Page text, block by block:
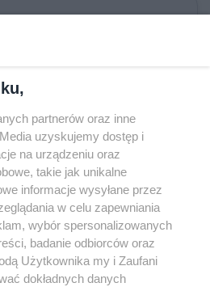
poprzedniej strony
Wprowadź numer strony
z 4 Przejdź do kolejnej
w promocji
partnerów oraz inne
uzyskujemy dostęp i
na urządzeniu oraz
takie jak unikalne
informacje wysyłane przez
w celu zapewniania
wybór spersonalizowanych
badanie odbiorców oraz
Użytkownika my i Zaufani
dokładnych danych